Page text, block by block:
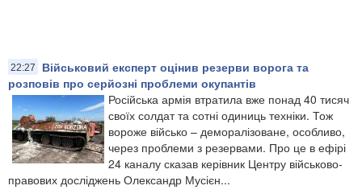
22:27
Військовий експерт оцінив резерви ворога та
розповів про серйозні проблеми окупантів
Російська армія втратила вже понад 40 тисяч
своїх солдат та сотні одиниць техніки. Тож
вороже військо – деморалізоване, особливо,
через проблеми з резервами. Про це в ефірі
24 каналу сказав керівник Центру військово-
правових досліджень Олександр Мусієн...